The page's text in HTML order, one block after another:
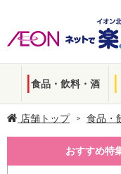
食品・飲料・酒
店舗トップ 食品・
おすすめ特